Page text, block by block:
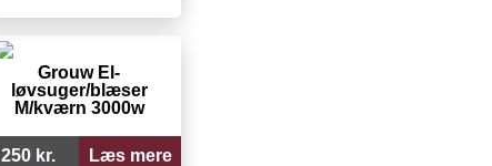
Grouw El-
løvsuger/blæser
M/kværn 3000w
250 kr. Læs mere